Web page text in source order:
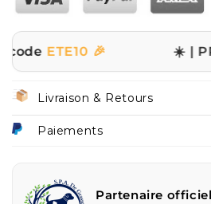
ETE10 🎉 ☀️ |
Livraison & Retours
Paiements
Partenaire